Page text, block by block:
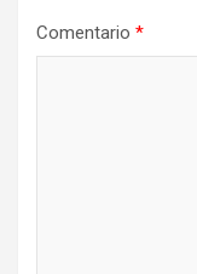
Comentario *